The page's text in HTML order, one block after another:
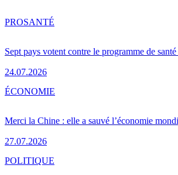
Sept pays votent contre le programme de
24.07.2026
PROSANTÉ
Merci la Chine : elle a sauvé l’économie
27.07.2026
ÉCONOMIE
POLITIQUE